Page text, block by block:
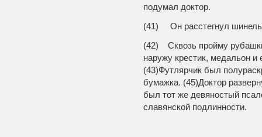
подумал доктор.
(41) Он расстегнул шинель
(42) Сквозь пройму
наружу крестик, медальон и
(43)Футлярчик был
бумажка. (45)Доктор
был тот же девяностый
славянской подлинности.